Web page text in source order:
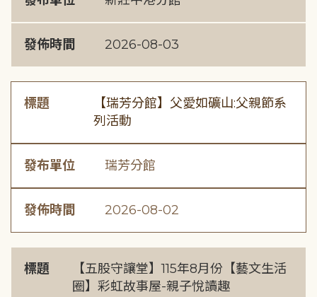
發佈時間 2026-08-03
標題
【瑞芳分館】父愛如礦山:父親節系
列活動
發布單位 瑞芳分館
發佈時間 2026-08-02
標題
【五股守讓堂】115年8月份【藝文生活
圈】彩虹故事屋-親子悅讀趣